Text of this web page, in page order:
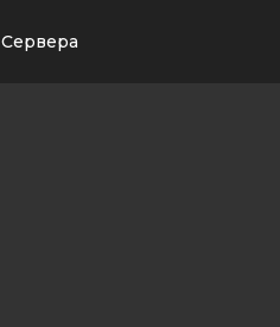
Сервера